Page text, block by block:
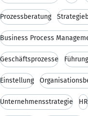
Prozessberatung
Business Process
Geschäftsprozesse
Einstellung
Unternehmensstrategie HR